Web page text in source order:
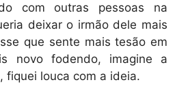
com outras pessoas na
deixar o irmão dele mais
que sente mais tesão em
novo fodendo, imagine a
fiquei louca com a ideia.